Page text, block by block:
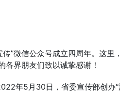
”微信公众号成立四周年。这
各界朋友们致以诚挚感谢！
年5月30日，省委宣传部创办